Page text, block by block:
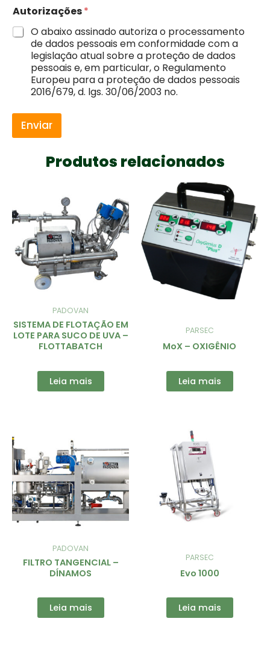
Autorizações*
O abaixo assinado autoriza o processamento
de dados pessoais em conformidade com a
legislação atual sobre a proteção de dados
pessoais e, em particular, o Regulamento
Europeu para a proteção de dados pessoais
2016/679, d. lgs. 30/06/2003 no.
Enviar
Produtos relacionados
PADOVAN
SISTEMA DE FLOTAÇÃO EM
LOTE PARA SUCO DE UVA –
FLOTTABATCH
Leia mais
PARSEC
MoX – OXIGÊNIO
Leia mais
PADOVAN
FILTRO TANGENCIAL –
DÍNAMOS
Leia mais
PARSEC
Evo 1000
Leia mais